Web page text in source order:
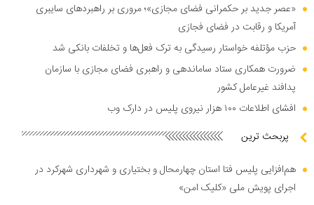
«عصر جدید بر حکمرانی فضای مجازی»؛ مروری بر راهبرد‌های سایبری
آمریکا و رقابت در فضای فجازی
حزب مؤتلفه خواستار رسیدگی به ترک فعل‌ها و تخلفات بانکی شد
ضرورت همکاری ستاد ساماندهی و راهبری فضای مجازی با سازمان
پدافند غیرعامل کشور
افشای اطلاعات ۱۰۰ هزار نیروی پلیس در دارک وب
پربحث ترین
هم‌افزایی پلیس فتا استان چهارمحال و بختیاری و شهرداری شهرکرد در
اجرای پویش ملی «کلیک امن»